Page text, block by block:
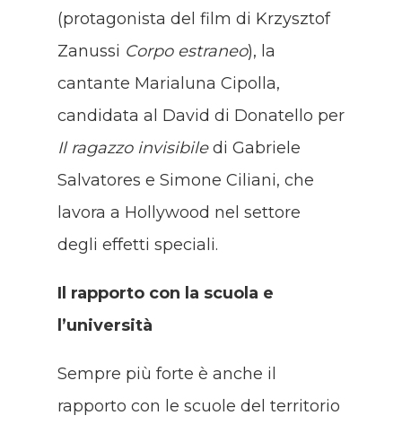
(protagonista del film di Krzysztof
Zanussi Corpo estraneo), la
cantante Marialuna Cipolla,
candidata al David di Donatello per
Il ragazzo invisibiledi Gabriele
Salvatores e Simone Ciliani, che
lavora a Hollywood nel settore
degli effetti speciali.
Il rapporto con la scuola e
l’università
Sempre più forte è anche il
rapporto con le scuole del territorio